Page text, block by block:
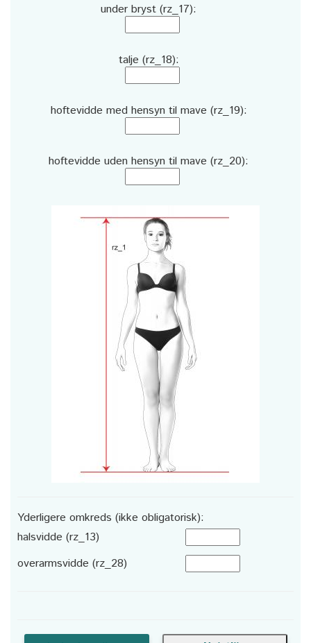
under bryst (rz_17):
talje (rz_18):
hoftevidde med hensyn til mave (rz_19):
hoftevidde uden hensyn til mave (rz_20):
Yderligere omkreds (ikke obligatorisk):
halsvidde (rz_13)
overarmsvidde (rz_28)